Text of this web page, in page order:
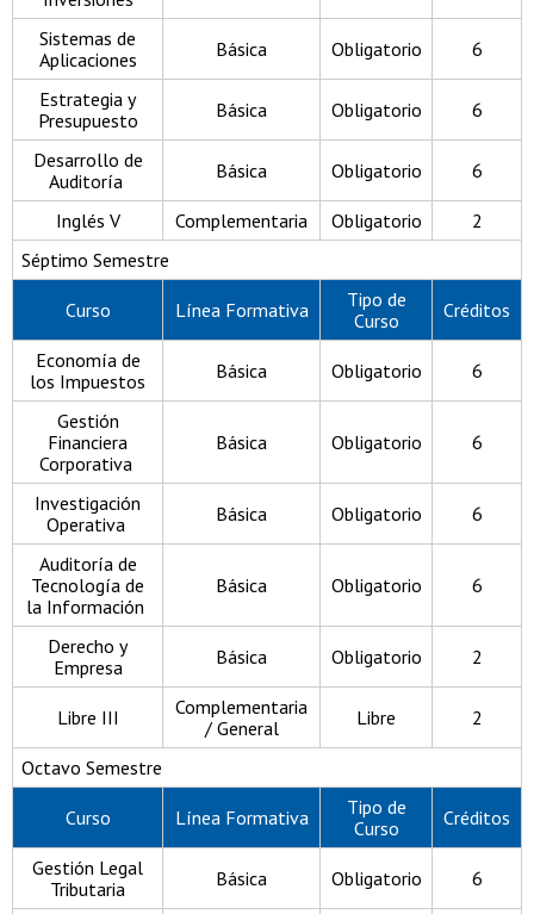
Sistemas de
Aplicaciones
Básica Obligatorio 6
Estrategia y
Presupuesto
Básica Obligatorio 6
Desarrollo de
Auditoría
Básica Obligatorio 6
Inglés V Complementaria Obligatorio
2
Séptimo Semestre
Curso Línea Formativa
Tipo de
Curso
Créditos
Economía de
los Impuestos
Básica Obligatorio 6
Gestión
Financiera
Corporativa
Básica Obligatorio 6
Investigación
Operativa
Básica Obligatorio 6
Auditoría de
Tecnología de
la Información
Básica Obligatorio 6
Derecho y
Empresa
Básica Obligatorio 2
Libre III
Complementaria
/ General
Libre 2
Octavo Semestre
Curso Línea Formativa
Tipo de
Curso
Créditos
Gestión Legal
Tributaria
Básica Obligatorio 6